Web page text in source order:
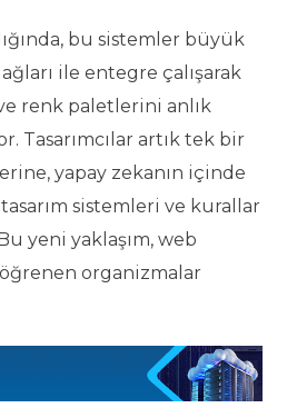
bu sistemler büyük
ile entegre çalışarak
renk paletlerini anlık
Tasarımcılar artık tek bir
yapay zekanın içinde
sistemleri ve kurallar
yeni yaklaşım, web
organizmalar